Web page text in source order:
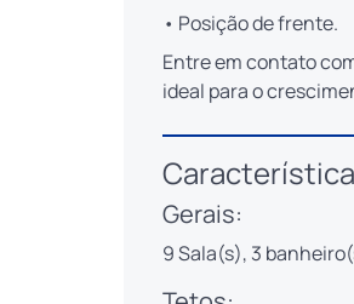
• Posição de frente.
Entre em contato
ideal para o
Gerais:
9 Sala(s), 3